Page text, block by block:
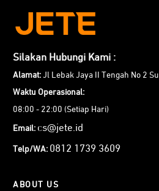
Silakan Hubungi Kami :
Alamat: Jl Lebak Jaya II Tengah No 2
Waktu Operasional:
08:00 - 22:00 (Setiap Hari)
Email: cs@jete.id
Telp/WA: 0812 1739 3609
ABOUT US